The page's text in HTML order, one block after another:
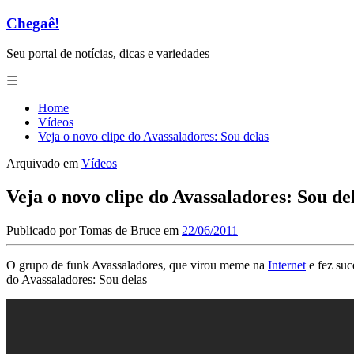
Chegaê!
Seu portal de notícias, dicas e variedades
☰
Home
Vídeos
Veja o novo clipe do Avassaladores: Sou delas
Arquivado em Vídeos
Veja o novo clipe do Avassaladores: Sou
Publicado porTomas de Bruce em 22/06/2011
O grupo de funk Avassaladores, que virou meme na Internet e fez
do Avassaladores: Sou delas